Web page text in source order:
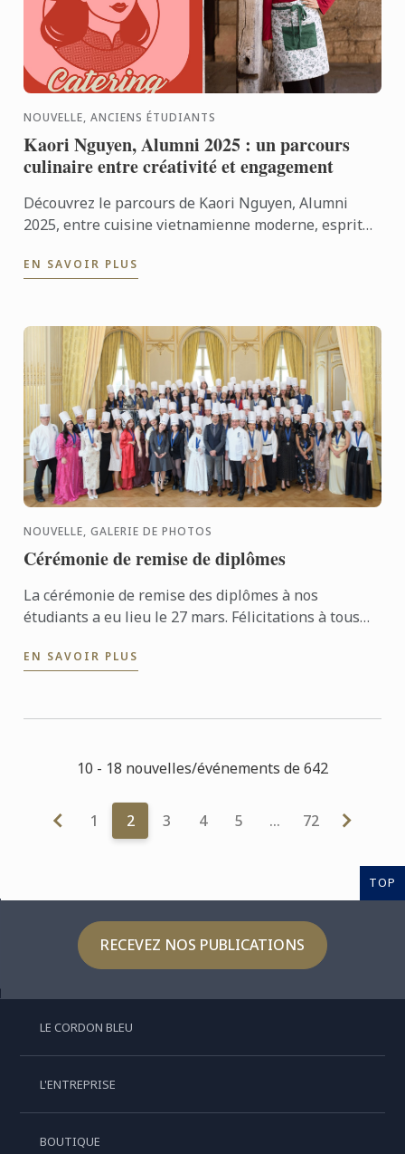
NOUVELLE, ANCIENS ÉTUDIANTS
Kaori Nguyen, Alumni 2025 : un parcours
culinaire entre créativité et engagement
Découvrez le parcours de Kaori Nguyen, Alumni
2025, entre cuisine vietnamienne moderne, esprit
EN SAVOIR PLUS
NOUVELLE, GALERIE DE PHOTOS
Cérémonie de remise de diplômes
La cérémonie de remise des diplômes à nos
étudiants a eu lieu le 27 mars. Félicitations à tous
EN SAVOIR PLUS
10 - 18 nouvelles/événements de 642
1 2 3 4 5 … 72
TOP
RECEVEZ NOS PUBLICATIONS
LE CORDON BLEU
L'ENTREPRISE
BOUTIQUE